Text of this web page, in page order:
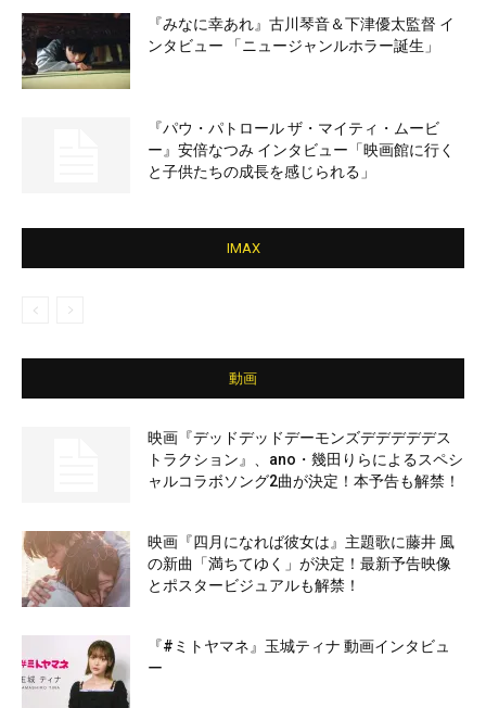
『みなに幸あれ』古川琴音＆下津優太監督 イ
ンタビュー 「ニュージャンルホラー誕生」
『パウ・パトロール ザ・マイティ・ムービ
ー』安倍なつみ インタビュー「映画館に行く
と子供たちの成長を感じられる」
IMAX
動画
映画『デッドデッドデーモンズデデデデデス
トラクション』、ano・幾田りらによるスペシ
ャルコラボソング2曲が決定！本予告も解禁！
映画『四月になれば彼女は』主題歌に藤井 風
の新曲「満ちてゆく」が決定！最新予告映像
とポスタービジュアルも解禁！
『#ミトヤマネ』玉城ティナ 動画インタビュ
ー